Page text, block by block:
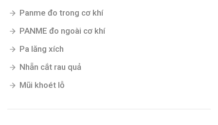
Panme đo trong cơ khí
PANME đo ngoài cơ khí
Pa lăng xích
Nhẵn cắt rau quả
Mũi khoét lỗ